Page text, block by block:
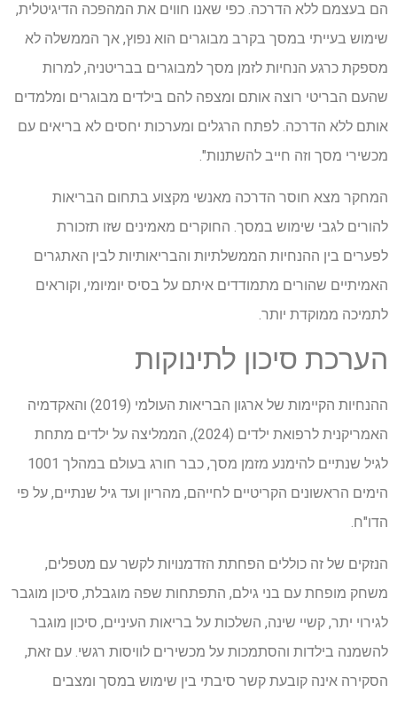
הם בעצמם ללא הדרכה. כפי שאנו חווים את המהפכה הדיגיטלית,
שימוש בעייתי במסך בקרב מבוגרים הוא נפוץ, אך הממשלה לא
מספקת כרגע הנחיות לזמן מסך למבוגרים בבריטניה, למרות
שהעם הבריטי רוצה אותם ומצפה להם בילדים מבוגרים ומלמדים
אותם ללא הדרכה. לפתח הרגלים ומערכות יחסים לא בריאים עם
מכשירי מסך וזה חייב להשתנות".
המחקר מצא חוסר הדרכה מאנשי מקצוע בתחום הבריאות
להורים לגבי שימוש במסך. החוקרים מאמינים שזו תזכורת
לפערים בין ההנחיות הממשלתיות והבריאותיות לבין האתגרים
האמיתיים שהורים מתמודדים איתם על בסיס יומיומי, וקוראים
לתמיכה ממוקדת יותר.
הערכת סיכון לתינוקות
ההנחיות הקיימות של ארגון הבריאות העולמי (2019) והאקדמיה
האמריקנית לרפואת ילדים (2024), הממליצה על ילדים מתחת
לגיל שנתיים להימנע מזמן מסך, כבר חורג בעולם במהלך 1001
הימים הראשונים הקריטיים לחייהם, מהריון ועד גיל שנתיים, על פי
הדו"ח.
הנזקים של זה כוללים הפחתת הזדמנויות לקשר עם מטפלים,
משחק מופחת עם בני גילם, התפתחות שפה מוגבלת, סיכון מוגבר
לגירוי יתר, קשיי שינה, השלכות על בריאות העיניים, סיכון מוגבר
להשמנה בילדות והסתמכות על מכשירים לוויסות רגשי. עם זאת,
הסקירה אינה קובעת קשר סיבתי בין שימוש במסך ומצבים